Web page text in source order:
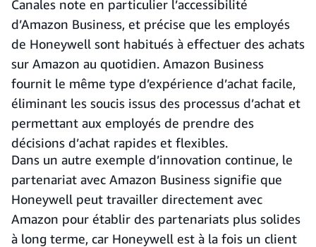
Canales note en particulier l’accessibilité
d’Amazon Business, et précise que les employés
de Honeywell sont habitués à effectuer des achats
sur Amazon au quotidien. Amazon Business
fournit le même type d’expérience d’achat facile,
éliminant les soucis issus des processus d’achat et
permettant aux employés de prendre des
décisions d’achat rapides et flexibles.
Dans un autre exemple d’innovation continue, le
partenariat avec Amazon Business signifie que
Honeywell peut travailler directement avec
Amazon pour établir des partenariats plus solides
à long terme, car Honeywell est à la fois un client